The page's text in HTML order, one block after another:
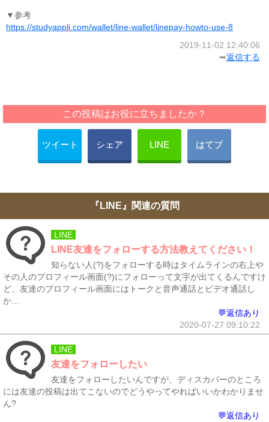
▼参考
https://studyappli.com/wallet/line-wallet/linepay-howto-use-8
2019-11-02 12:40:06
➥返信する
この投稿はお役に立ちましたか？
ツイート シェア LINE はてブ
『LINE』関連の質問
LINE
LINE友達をフォローする方法教えてください！
知らない人(?)をフォローする時はタイムラインの右上や
その人のプロフィール画面(?)にフォローって文字が出てくるんですけ
ど、友達のプロフィール画面にはトークと音声通話とビデオ通話し
か...
💬返信あり
2020-07-27 09:10:22
LINE
友達をフォローしたい
友達をフォローしたいんですが、ディスカバーのところ
には友達の投稿は出てこないのでどうやってやればいいかわかりませ
ん?
💬返信あり